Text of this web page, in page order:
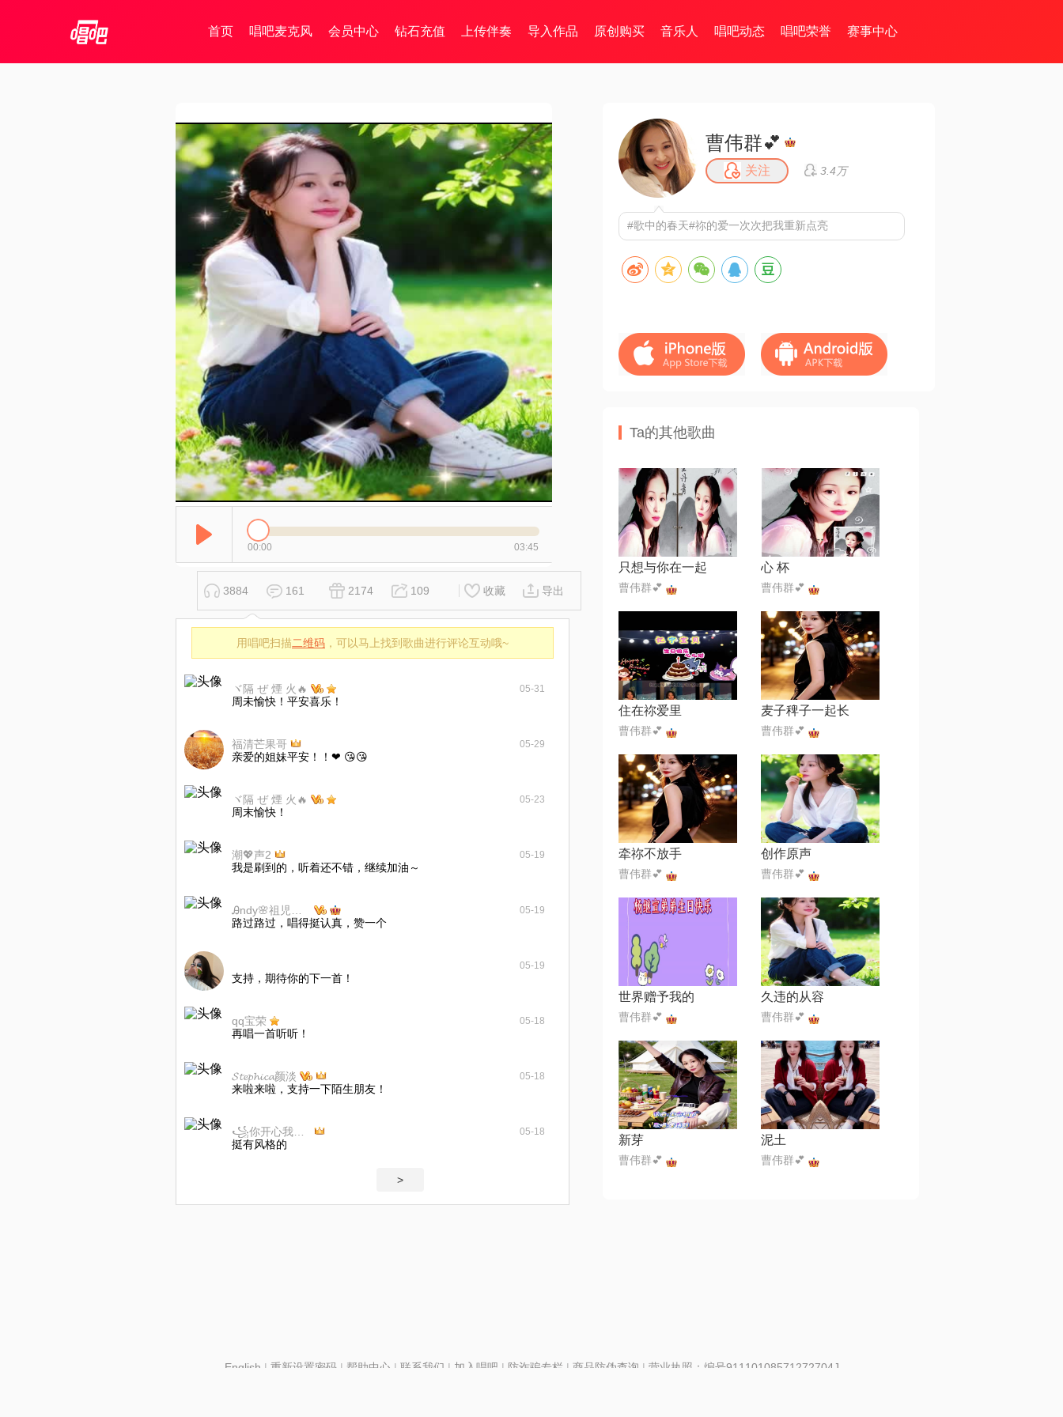
首页 唱吧麦克风 会员中心 钻石充值 上传伴奏 导入作品 原创购买 音乐人 唱吧动态 唱吧荣誉 赛事中心
00:00 03:45
3884 161 2174 109 收藏 导出
用唱吧扫描二维码 ，可以马上找到歌曲进行评论互动哦~
ヾ隔 ぜ 煙 火🔥 05-31
周未愉快！平安喜乐！
福清芒果哥 05-29
亲爱的姐妹平安！！❤ 😘😘
ヾ隔 ぜ 煙 火🔥 05-23
周末愉快！
潮💖声2 05-19
我是刷到的，听着还不错，继续加油～
05-19
路过路过，唱得挺认真，赞一个
05-19
支持，期待你的下一首！
qq宝荣 05-18
再唱一首听听！
𝓢𝓽𝓮𝓹𝓱𝓲𝓬𝓪颜淡 05-18
来啦来啦，支持一下陌生朋友！
05-18
挺有风格的
>
曹伟群💕
关注 3.4万
#歌中的春天#祢的爱一次次把我重新点亮
Ta的其他歌曲
只想与你在一起
曹伟群💕
心 杯
曹伟群💕
住在祢爱里
曹伟群💕
麦子稗子一起长
曹伟群💕
牵祢不放手
曹伟群💕
创作原声
曹伟群💕
世界赠予我的
曹伟群💕
久违的从容
曹伟群💕
新芽
曹伟群💕
泥土
曹伟群💕
English | 重新设置密码| 帮助中心 | 联系我们 | 加入唱吧 | 防诈骗专栏 | 商品防伪查询 | 营业执照：编号91110108571272704J